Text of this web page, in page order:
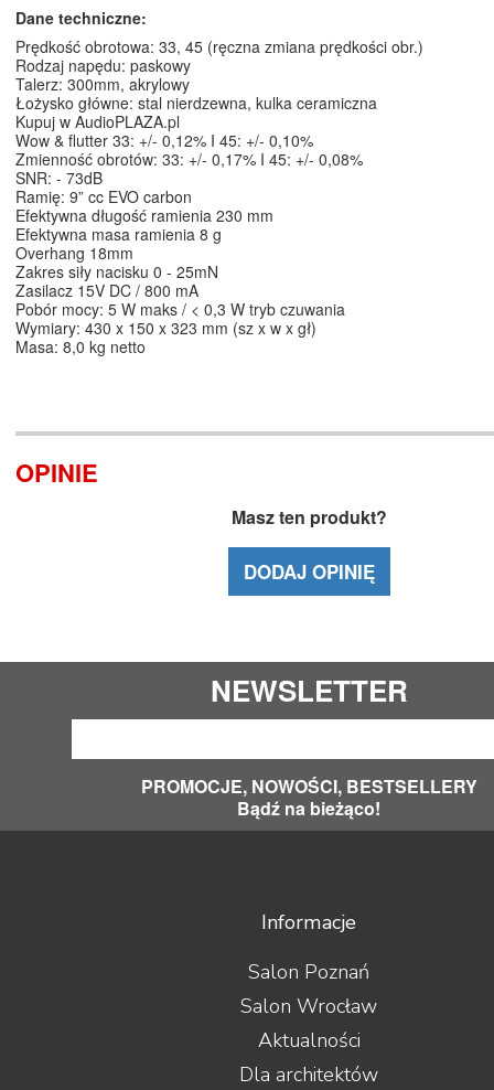
Dane techniczne:
Prędkość obrotowa: 33, 45 (ręczna zmiana prędkości obr.)
Rodzaj napędu: paskowy
Talerz: 300mm, akrylowy
Łożysko główne: stal nierdzewna, kulka ceramiczna
Kupuj w AudioPLAZA.pl
Wow & flutter 33: +/- 0,12% I 45: +/- 0,10%
Zmienność obrotów: 33: +/- 0,17% I 45: +/- 0,08%
SNR: - 73dB
Ramię: 9” cc EVO carbon
Efektywna długość ramienia 230 mm
Efektywna masa ramienia 8 g
Overhang 18mm
Zakres siły nacisku 0 - 25mN
Zasilacz 15V DC / 800 mA
Pobór mocy: 5 W maks / < 0,3 W tryb czuwania
Wymiary: 430 x 150 x 323 mm (sz x w x gł)
Masa: 8,0 kg netto
OPINIE
Masz ten produkt?
DODAJ OPINIĘ
NEWSLETTER
PROMOCJE, NOWOŚCI, BESTSELLERY
Bądź na bieżąco!
Informacje
Salon Poznań
Salon Wrocław
Aktualności
Dla architektów